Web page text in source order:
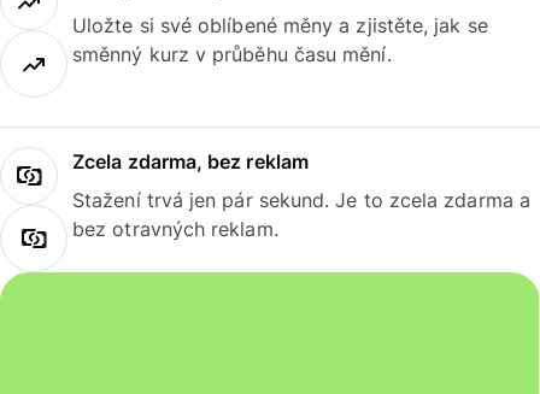
Uložte si své oblíbené měny a zjistěte, jak se
směnný kurz v průběhu času mění.
Zcela zdarma, bez reklam
Stažení trvá jen pár sekund. Je to zcela zdarma a
bez otravných reklam.